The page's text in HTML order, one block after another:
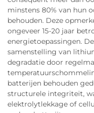
minstens 80% van hun
behouden. Deze
ongeveer 15-20 jaar
energietoepassingen.
samenstelling van
degradatie door
batterijen behouden
structurele integriteit,
elektrolytlekkage of